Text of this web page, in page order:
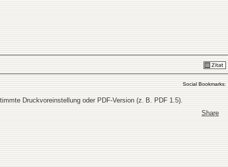
Social Bookmarks:
Druckvoreinstellung oder PDF-Version (z. B. PDF 1.5).
Share